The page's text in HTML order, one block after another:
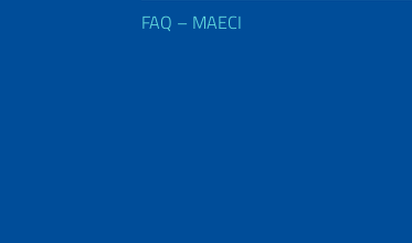
FAQ – MAECI